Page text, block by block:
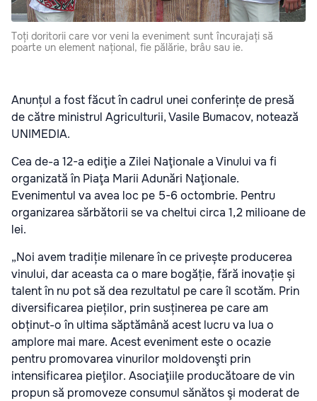
Toți doritorii care vor veni la eveniment sunt încurajați să
poarte un element național, fie pălărie, brâu sau ie.
Anunțul a fost făcut în cadrul unei conferințe de presă
de către ministrul Agriculturii, Vasile Bumacov, notează
UNIMEDIA.
Cea de-a 12-a ediţie a Zilei Naţionale a Vinului va fi
organizată în Piaţa Marii Adunări Naţionale.
Evenimentul va avea loc pe 5-6 octombrie. Pentru
organizarea sărbătorii se va cheltui circa 1,2 milioane de
lei.
„Noi avem tradiție milenare în ce privește producerea
vinului, dar aceasta ca o mare bogăție, fără inovație și
talent în nu pot să dea rezultatul pe care îl scotăm. Prin
diversificarea pieților, prin susținerea pe care am
obținut-o în ultima săptămână acest lucru va lua o
amplore mai mare. Acest eveniment este o ocazie
pentru promovarea vinurilor moldovenşti prin
intensificarea pieţilor. Asociaţiile producătoare de vin
propun să promoveze consumul sănătos şi moderat de